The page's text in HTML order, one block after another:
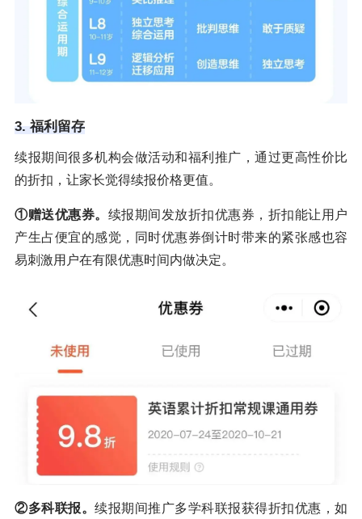
3. 福利留存
续报期间很多机构会做活动和福利推广，通过更高性价比
的折扣，让家长觉得续报价格更值。
①赠送优惠券。 续报期间发放折扣优惠券，折扣能让用户
产生占便宜的感觉，同时优惠券倒计时带来的紧张感也容
易刺激用户在有限优惠时间内做决定。
②多科联报。 续报期间推广多学科联报获得折扣优惠，如